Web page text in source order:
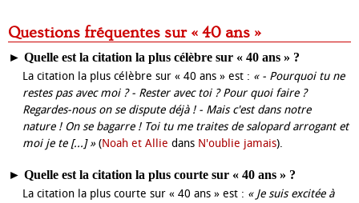
Questions fréquentes sur « 40 ans »
► Quelle est la citation la plus célèbre sur « 40 ans » ?
La citation la plus célèbre sur « 40 ans » est : « - Pourquoi tu ne
restes pas avec moi ? - Rester avec toi ? Pour quoi faire ?
Regardes-nous on se dispute déjà ! - Mais c'est dans notre
nature ! On se bagarre ! Toi tu me traites de salopard arrogant et
moi je te [...] »(Noah et Allie dans N'oublie jamais).
► Quelle est la citation la plus courte sur « 40 ans » ?
La citation la plus courte sur « 40 ans » est : « Je suis excitée à